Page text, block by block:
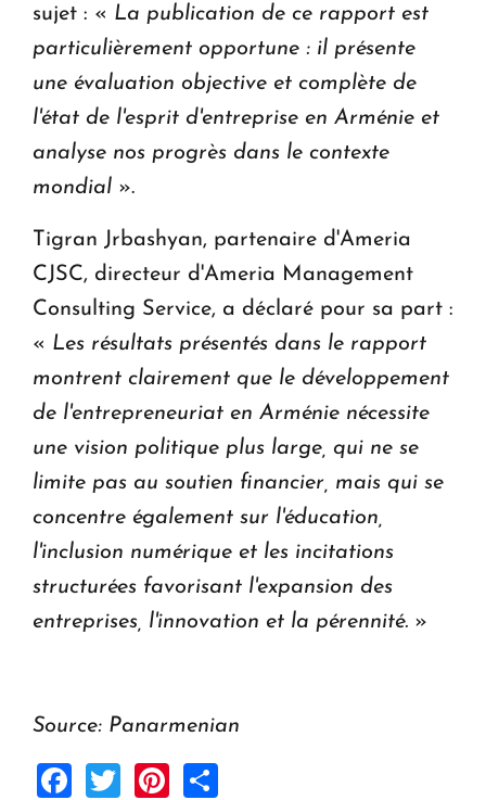
sujet : « La publication de ce rapport est
particulièrement opportune : il présente
une évaluation objective et complète de
l'état de l'esprit d'entreprise en Arménie et
analyse nos progrès dans le contexte
mondial ».
Tigran Jrbashyan, partenaire d'Ameria
CJSC, directeur d'Ameria Management
Consulting Service, a déclaré pour sa part :
« Les résultats présentés dans le rapport
montrent clairement que le développement
de l'entrepreneuriat en Arménie nécessite
une vision politique plus large, qui ne se
limite pas au soutien financier, mais qui se
concentre également sur l'éducation,
l'inclusion numérique et les incitations
structurées favorisant l'expansion des
entreprises, l'innovation et la pérennité. »
Source: Panarmenian
Facebook
TwitterPinterest